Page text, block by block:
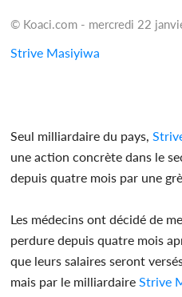
© Koaci.com - mercredi 22
Strive Masiyiwa
Seul milliardaire du pays,
une action concrète dans le
depuis quatre mois par une
Les médecins ont décidé de
perdure depuis quatre mois
que leurs salaires seront
mais par le milliardaireStrive